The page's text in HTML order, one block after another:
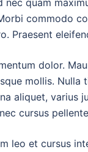
commodo
Praesent
dolor.
mollis.
aliquet, varius
cursus
leo et cursus